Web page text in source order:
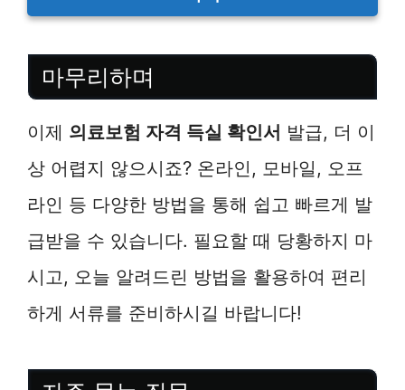
마무리하며
이제 의료보험 자격 득실 확인서 발급, 더 이
상 어렵지 않으시죠? 온라인, 모바일, 오프
라인 등 다양한 방법을 통해 쉽고 빠르게 발
급받을 수 있습니다. 필요할 때 당황하지 마
시고, 오늘 알려드린 방법을 활용하여 편리
하게 서류를 준비하시길 바랍니다!